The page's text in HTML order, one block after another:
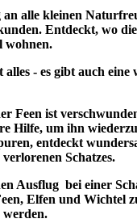
an alle kleinen
Entdeckt, wo
wohnen.
- es gibt auch eine
Feen ist
Hilfe, um ihn
entdeckt
Schatzes.
Ausflug bei einer
Elfen und Wichtel
werden.